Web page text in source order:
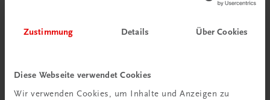
Zustimmung Details Über Cookies
Diese Webseite verwendet Cookies
Wir verwenden Cookies, um Inhalte und Anzeigen zu